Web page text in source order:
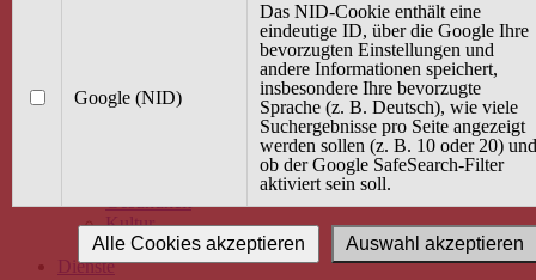
Angebot / Kurs suchen
Babybauch & Elternschaft
Gesundheit
Kultur
Alle Kurse
Dienste
Google (NID)
Das NID-Cookie enthält eine
eindeutige ID, über die Google Ihre
bevorzugten Einstellungen und
andere Informationen speichert,
insbesondere Ihre bevorzugte
Sprache (z. B. Deutsch), wie viele
Suchergebnisse pro Seite angezeigt
werden sollen (z. B. 10 oder 20) und
ob der Google SafeSearch-Filter
aktiviert sein soll.
Auswahl akzeptieren
Alle Cookies akzeptieren